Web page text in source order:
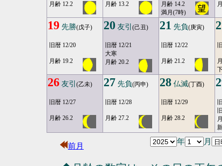
月齢 12.2 月齢 13.2
月齢 14.2
満月(7時)
19 先勝(戊子)
旧暦 12/20
月齢 19.2
20 友引 (己丑)
旧暦 12/21
大寒
月齢 20.2
21 先負(庚寅)
旧暦 12/22
月齢 21.2
26 友引 (乙未)
旧暦 12/27
月齢 26.2
27 先負(丙申)
旧暦 12/28
月齢 27.2
28 仏滅(丁酉)
旧暦 12/29
月齢 28.2
前月
年 月